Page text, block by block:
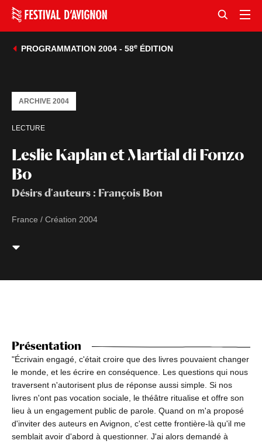
PROGRAMMATION 2004 - 58eÉDITION
Leslie Kaplan et Martial di Fonzo
Bo
Désirs d'auteurs : François Bon
LECTURE
ARCHIVE 2004
France / Création 2004
Présentation
"Écrivain engagé, c'était croire que des livres pouvaient changer
le monde, et les écrire en conséquence. Les questions qui nous
traversent n'autorisent plus de réponse aussi simple. Si nos
livres n'ont pas vocation sociale, le théâtre ritualise et offre son
lieu à un engagement public de parole. Quand on m'a proposé
d'inviter des auteurs en Avignon, c'est cette frontière-là qu'il me
semblait avoir d'abord à questionner. J'ai alors demandé à